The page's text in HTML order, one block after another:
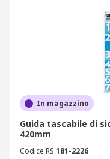
In magazzino
Guida tascabile di
420mm
Codice RS 181-2226